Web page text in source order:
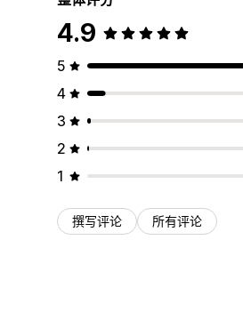
4.9
5
4
3
2
1
撰写评论 所有评论